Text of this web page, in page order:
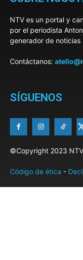
NTV es un portal y
por el periodista
generador de
Contáctanos:
SÍGUENOS
©Copyright 2023
Código de ética -